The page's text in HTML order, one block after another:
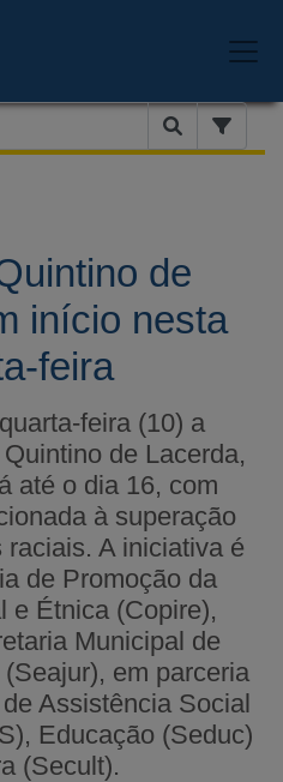
de
início nesta
feira
feira (10) a
de Lacerda,
até o dia 16, com
à superação
A iniciativa é
de Promoção da
e Étnica (Copire),
Municipal de
em parceria
Assistência Social
Educação (Seduc)
(Secult).